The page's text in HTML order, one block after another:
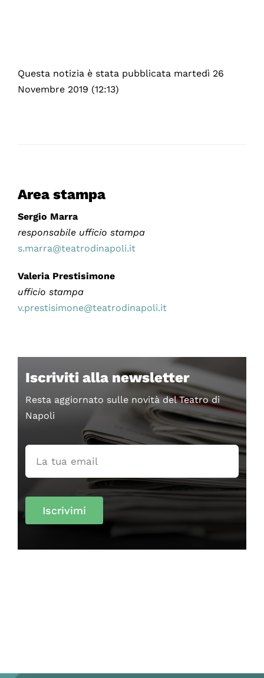
Questa notizia è stata pubblicata martedì 26
Novembre 2019 (12:13)
Area stampa
Sergio Marra
responsabile ufficio stampa
s.marra@teatrodinapoli.it
Valeria Prestisimone
ufficio stampa
v.prestisimone@teatrodinapoli.it
Iscriviti alla newsletter
Resta aggiornato sulle novità del Teatro di
Napoli
Iscrivimi